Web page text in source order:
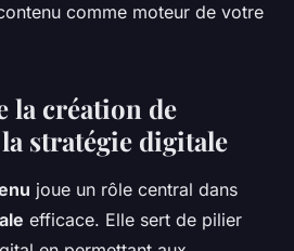
comme moteur de votre
la création de
stratégie digitale
joue un rôle central dans
efficace. Elle sert de pilier